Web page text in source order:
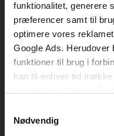
funktionalitet, generere
præferencer samt til
optimere vores
Google Ads.
funktioner til brug i
kan til enhver tid
tilbagetrækker et
Nødvendig
Akademisk Forlag
Vognmagergade 11
1120 København K
CVR 76351910
Kontakt kundeservice